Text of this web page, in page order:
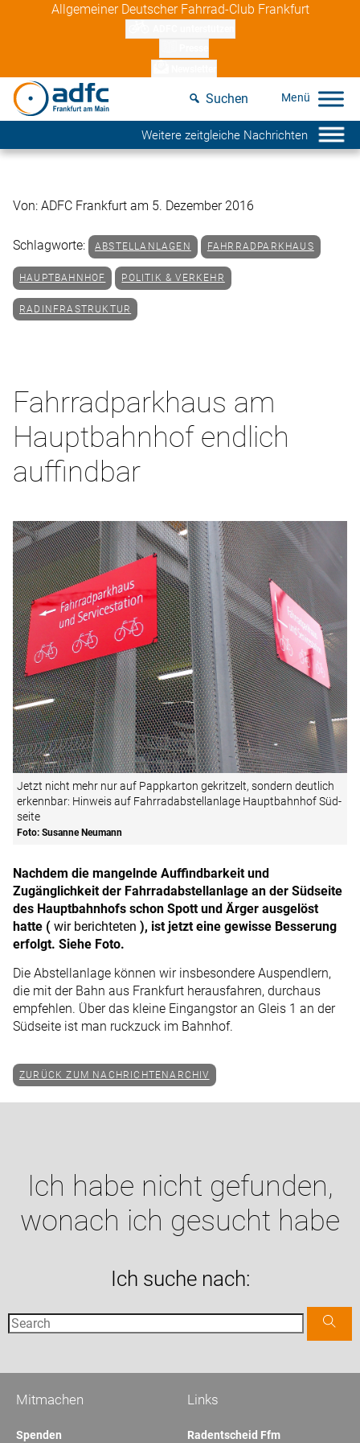
Allgemeiner Deutscher Fahrrad-Club Frankfurt
Suchen
Weitere zeitgleiche Nachrichten
Von: ADFC Frankfurt am 5. Dezember 2016
Schlagworte: ABSTELLANLAGEN FAHRRADPARKHAUS
HAUPTBAHNHOF POLITIK & VERKEHR
RADINFRASTRUKTUR
Fahrradparkhaus am
Hauptbahnhof endlich
auffindbar
Jetzt nicht mehr nur auf Papp­kar­ton ge­krit­zelt, son­dern deut­lich
er­kenn­bar: Hin­weis auf Fahr­rad­ab­stell­an­la­ge Haupt­bahn­hof Süd­
sei­te
Foto: Susanne Neumann
Nachdem die mangelnde Auf­find­bar­keit und
Zugänglichkeit der Fahrradabstellanlage an der Südseite
des Hauptbahnhofs schon Spott und Ärger ausgelöst
hatte ( wir be­rich­te­ten ), ist jetzt ei­ne ge­wisse Bes­se­rung
er­folgt. Siehe Foto.
Die Abstellanlage können wir insbesondere Auspendlern,
die mit der Bahn aus Frankfurt herausfahren, durchaus
empfehlen. Über das kleine Eingangstor an Gleis 1 an der
Südseite ist man ruckzuck im Bahnhof.
ZURÜCK ZUM NACHRICHTENARCHIV
Ich habe nicht gefunden,
wonach ich gesucht habe
Ich suche nach:
Links
Radentscheid Ffm
Mitmachen
Spenden